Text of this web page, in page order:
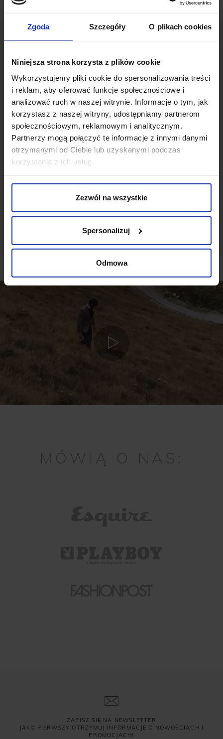
Zgoda Szczegóły O plikach cookies
Niniejsza strona korzysta z plików cookie
Wykorzystujemy pliki cookie do spersonalizowania treści
i reklam, aby oferować funkcje społecznościowe i
analizować ruch w naszej witrynie. Informacje o tym, jak
korzystasz z naszej witryny, udostępniamy partnerom
społecznościowym, reklamowym i analitycznym.
Partnerzy mogą połączyć te informacje z innymi danymi
otrzymanymi od Ciebie lub uzyskanymi podczas
korzystania z ich usług.
Zezwól na wszystkie
Spersonalizuj
Odmowa
OPINIE O PRODUKCIE: SKARPETY
STRETCH COTTON BEŻOWE 40-45
Weryfikacja pochodzenia opinii nie jest dokonywana.
Ten produkt nie ma jeszcze opinii, dodaj opinię, bądź
DODAJ OPINIĘ
MÓWIĄ O NAS:
ZAPISZ SIĘ NA NEWSLETTER
JAKO PIERWSZY OTRZYMUJ INFORMACJE O NOWOŚCIACH I
PROMOCJACH!